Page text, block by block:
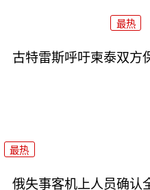
最热
古特雷斯呼吁柬泰双方
最热
俄失事客机上人员确认